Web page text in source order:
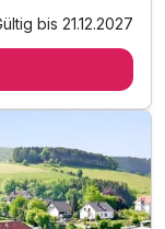
Abend
SPA"
bis 21.12.2027